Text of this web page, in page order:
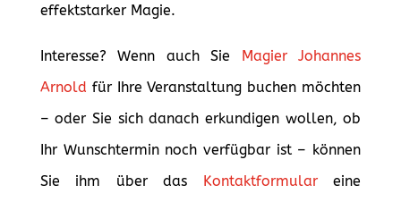
effektstarker Magie.
Interesse? Wenn auch Sie Magier Johannes
Arnold für Ihre Veranstaltung buchen möchten
– oder Sie sich danach erkundigen wollen, ob
Ihr Wunschtermin noch verfügbar ist – können
Sie ihm über das Kontaktformulareine